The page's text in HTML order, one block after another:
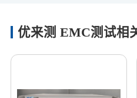
优来测 EMC测试相